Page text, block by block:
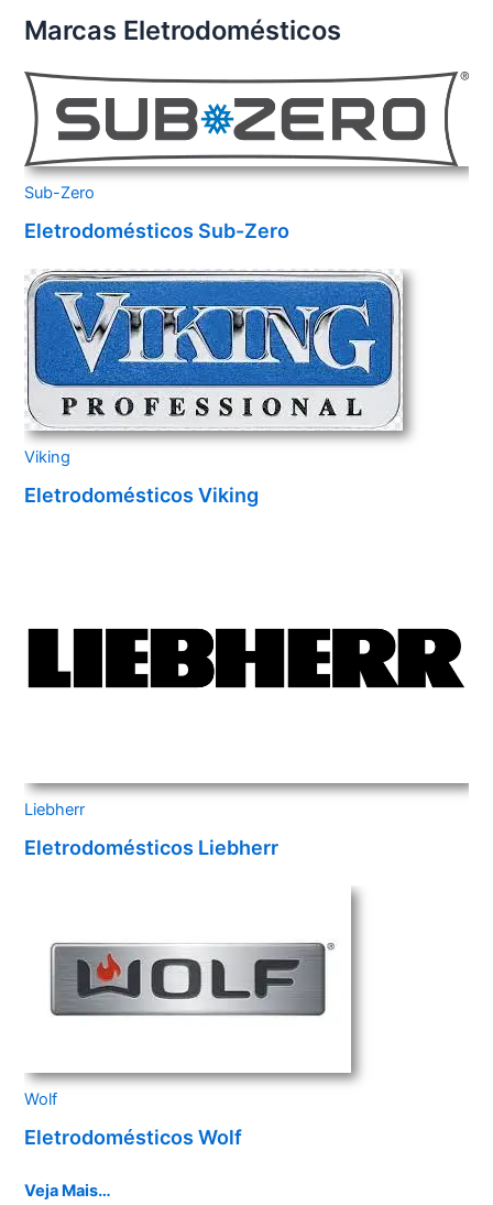
Marcas Eletrodomésticos
Sub-Zero
Eletrodomésticos Sub-Zero
Viking
Eletrodomésticos Viking
Liebherr
Eletrodomésticos Liebherr
Wolf
Eletrodomésticos Wolf
Veja Mais…